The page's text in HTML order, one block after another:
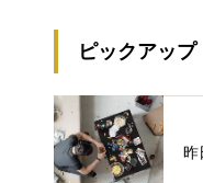
ピックアップ
昨